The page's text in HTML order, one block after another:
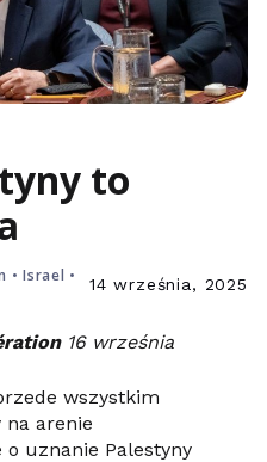
to
•Israel •
14 września, 2025
16 września
wszystkim
arenie
o uznanie Palestyny